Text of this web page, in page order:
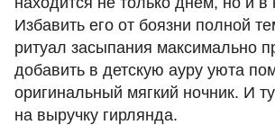
Избавить его от боязни полной
ритуал засыпания максимально
добавить в детскую ауру уюта
оригинальный мягкий ночник. И
на выручку гирлянда.